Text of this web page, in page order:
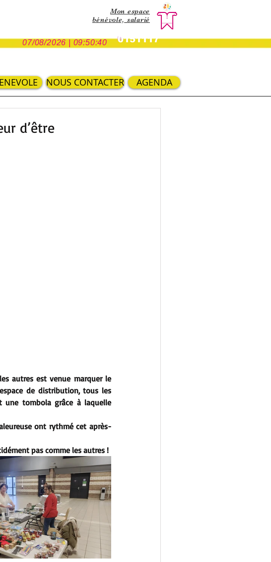
Mon espace
bénévole, salarié
0151117
07/08/2026 | 09:50:40
AGENDA
NOUS CONTACTER
d’être
autres est venue marquer le
de distribution, tous les
une tombola grâce à laquelle
ont rythmé cet après-
pas comme les autres !​